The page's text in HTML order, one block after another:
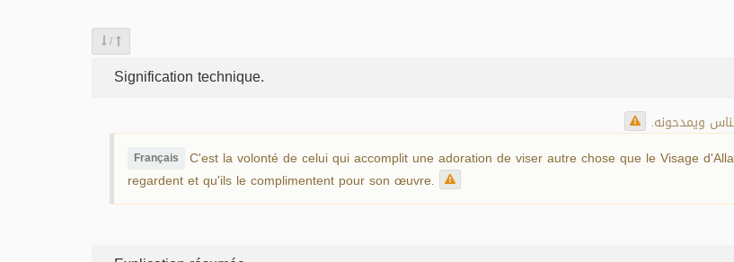
/
Signification technique.
ويمدحونه.
Français C'est la volonté de celui qui accomplit une adoration de viser autre chose que le Visage
regardent et qu'ils le complimentent pour son œuvre.